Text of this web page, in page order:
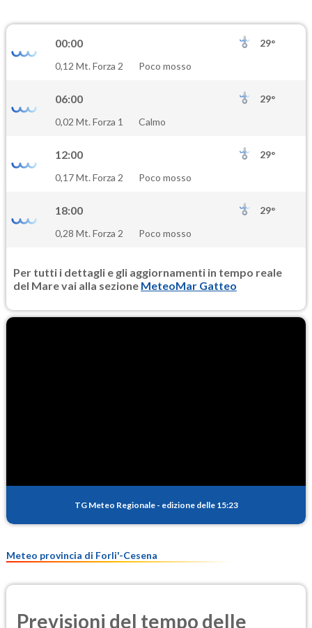
00:00
29°
0,12 Mt. Forza 2
Poco mosso
06:00
29°
0,02 Mt. Forza 1
Calmo
12:00
29°
0,17 Mt. Forza 2
Poco mosso
18:00
29°
0,28 Mt. Forza 2
Poco mosso
Per tutti i dettagli e gli aggiornamenti in tempo reale
del Mare vai alla sezione MeteoMar Gatteo
TG Meteo Regionale - edizione delle 15:23
Meteo provincia di Forli'-Cesena
Previsioni del tempo delle